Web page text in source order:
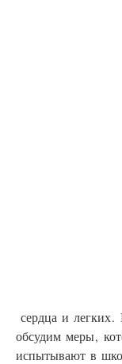
обсудим меры,
испытывают в